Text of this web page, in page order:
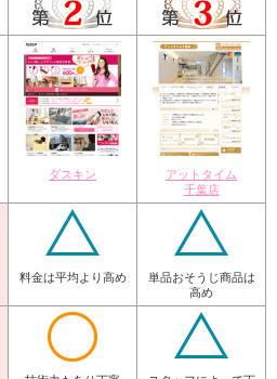
ダスキン
アットタイム
千葉店
料金は平均より高め
単品おそうじ商品は
高め